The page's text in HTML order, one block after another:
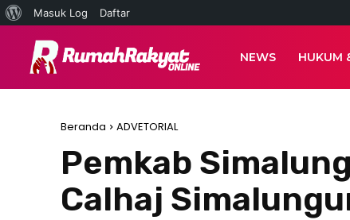
NEWS HUKUM
Beranda ADVETORIAL
Pemkab
Calhaj
Tentang
WordPress
Masuk Log Daftar